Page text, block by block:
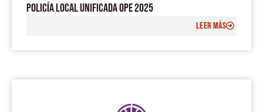
POLICÍA LOCAL UNIFICADA OPE 2025
LEER MÁS